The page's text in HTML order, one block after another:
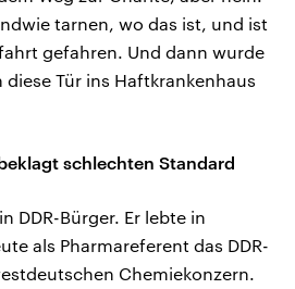
tarnen, wo das ist, und ist
gefahren. Und dann wurde
Tür ins Haftkrankenhaus
schlechten Standard
DDR-Bürger. Er lebte in
als Pharmareferent das DDR-
Chemiekonzern.